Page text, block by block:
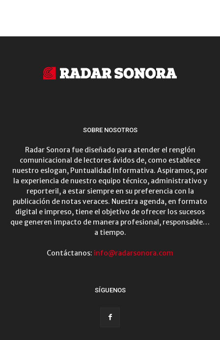
SOBRE NOSOTROS
Radar Sonora fue diseñado para atender el renglón
comunicacional de lectores ávidos de, como establece
nuestro eslogan, Puntualidad Informativa. Aspiramos, por
la experiencia de nuestro equipo técnico, administrativo y
reporteril, a estar siempre en su preferencia con la
publicación de notas veraces. Nuestra agenda, en formato
digital e impreso, tiene el objetivo de ofrecer los sucesos
que generen impacto de manera profesional, responsable…
a tiempo.
Contáctanos: info@radarsonora.com
SÍGUENOS